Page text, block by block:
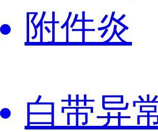
附件炎
白带异